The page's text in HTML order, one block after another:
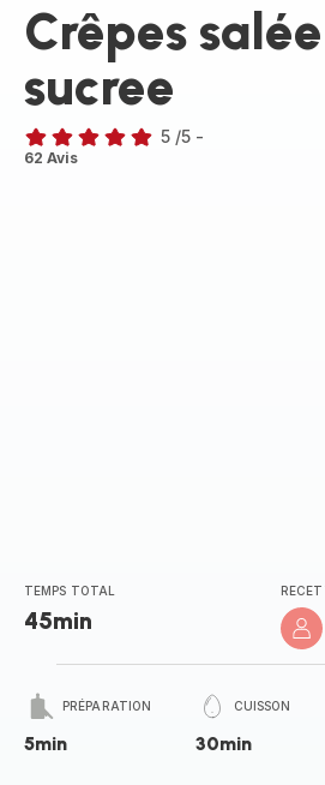
Crêpes
sucree
Avis
5 /5 -
62 Avis
TEMPS TOTAL
45min
PRÉPARATION
5min
CUISSON
30min